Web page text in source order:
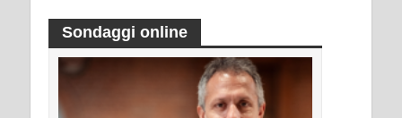
Sondaggi online